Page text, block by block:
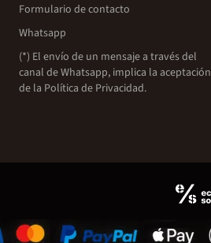
Formulario de contacto
Whatsapp
(*) El envío de un mensaje a través del
canal de Whatsapp, implica la aceptación
de la Política de Privacidad.